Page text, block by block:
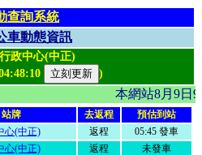
查詢系統
車動態資訊
政中心(中正)
)
本網站8月9
站牌 去返程
預估到站
心(中正) 返程
05:45 發車
心(中正) 返程
未發車